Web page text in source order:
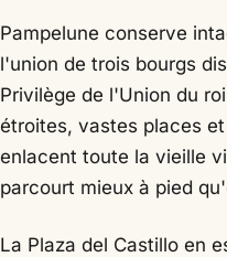
Pampelune conserve
l'union de trois bourgs
Privilège de l'Union du
étroites, vastes places
enlacent toute la vieille
parcourt mieux à pied
La Plaza del Castillo en